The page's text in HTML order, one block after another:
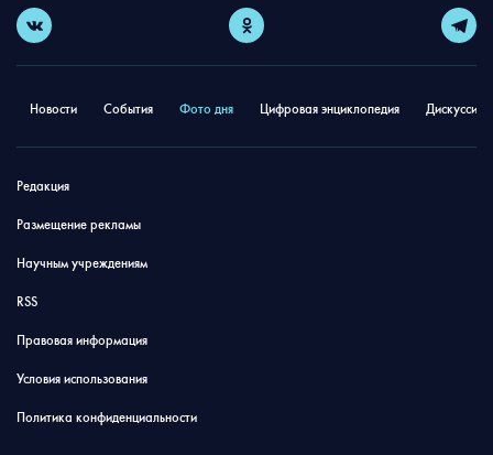
Новости События Фото дня Цифровая энциклопедия
Редакция
Размещение рекламы
Научным учреждениям
RSS
Правовая информация
Условия использования
Политика конфиденциальности